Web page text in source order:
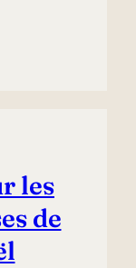
les
de